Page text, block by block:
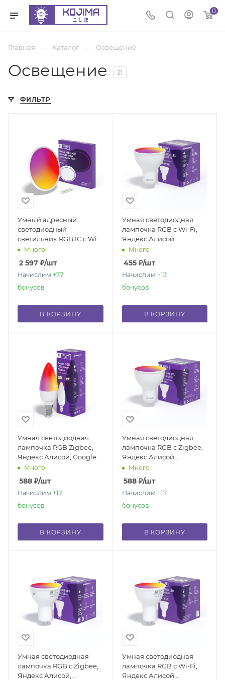
0
Главная — Каталог — Освещение
Освещение 21
ФИЛЬТР
Умный адресный
светодиодный
светильник RGB IC с Wi-
Fi + пульт ДУ, Яндекс
Алисой, Google Home
50W
Много
2 597 ₽/шт
Начислим +77
бонусов
В КОРЗИНУ
Умная светодиодная
лампочка RGB с Wi-Fi,
Яндекс Алисой,
Марусей, Google Home,
Smart bulb GU10
Много
455₽/шт
Начислим +13
бонусов
В КОРЗИНУ
Умная светодиодная
лампочка RGB Zigbee,
Яндекс Алисой, Google
Home, Марусей, Smart
Bulb E14 5W
Много
588 ₽/шт
Начислим +17
бонусов
В КОРЗИНУ
Умная светодиодная
лампочка RGB с Zigbee,
Яндекс Алисой,
Марусей, Google Home,
Smart bulb GU10
Много
588₽/шт
Начислим +17
бонусов
В КОРЗИНУ
Умная светодиодная
лампочка RGB с Zigbee,
Яндекс Алисой,
Умная светодиодная
лампочка RGB с Wi-Fi,
Яндекс Алисой,